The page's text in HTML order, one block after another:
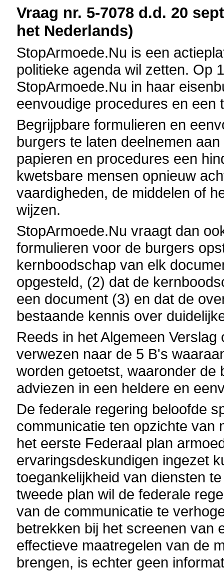
Vraag nr. 5-7078 d.d. 20
het Nederlands)
StopArmoede.Nu is een
politieke agenda wil zetten. Op
StopArmoede.Nu in haar
eenvoudige procedures en een
Begrijpbare formulieren en
burgers te laten deelnemen
papieren en procedures een
kwetsbare mensen opnieuw
vaardigheden, de middelen of
wijzen.
StopArmoede.Nu vraagt dan
formulieren voor de burgers
kernboodschap van elk
opgesteld, (2) dat de
een document (3) en dat de
bestaande kennis over
Reeds in het Algemeen
verwezen naar de 5 B's
worden getoetst, waaronder de
adviezen in een heldere en
De federale regering beloofde
communicatie ten opzichte van
het eerste Federaal plan
ervaringsdeskundigen ingezet
toegankelijkheid van diensten
tweede plan wil de federale
van de communicatie te
betrekken bij het screenen van
effectieve maatregelen van de
brengen, is echter geen